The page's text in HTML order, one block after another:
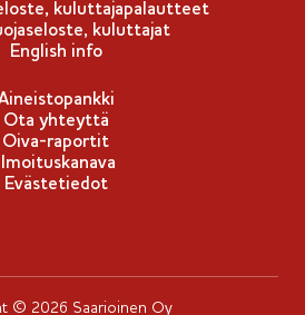
kuluttajapalautteet
kuluttajat
English info
Ota yhteyttä
Oiva-raportit
Ilmoituskanava
Evästetiedot
© 2026 Saarioinen Oy